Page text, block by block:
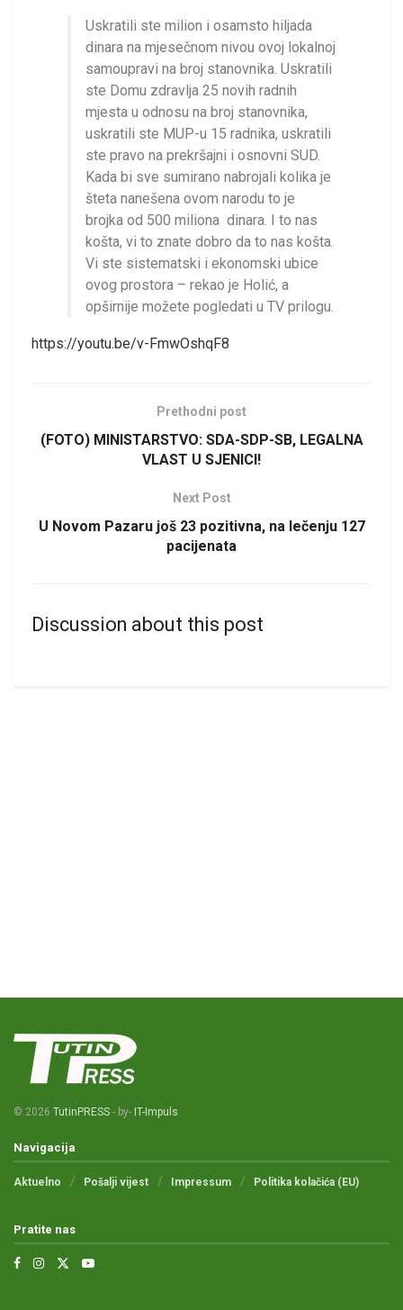
Uskratili ste milion i osamsto hiljada
dinara na mjesečnom nivou ovoj lokalnoj
samoupravi na broj stanovnika. Uskratili
ste Domu zdravlja 25 novih radnih
mjesta u odnosu na broj stanovnika,
uskratili ste MUP-u 15 radnika, uskratili
ste pravo na prekršajni i osnovni SUD.
Kada bi sve sumirano nabrojali kolika je
šteta nanešena ovom narodu to je
brojka od 500 miliona dinara. I to nas
košta, vi to znate dobro da to nas košta.
Vi ste sistematski i ekonomski ubice
ovog prostora – rekao je Holić, a
opširnije možete pogledati u TV prilogu.
https://youtu.be/v-FmwOshqF8
Prethodni post
(FOTO) MINISTARSTVO: SDA-SDP-SB, LEGALNA
VLAST U SJENICI!
Next Post
U Novom Pazaru još 23 pozitivna, na lečenju 127
pacijenata
Discussion about this post
© 2026 TutinPRESS - by- IT-Impuls
Navigacija
Aktuelno Pošalji vijest Impressum Politika kolačića (EU)
Pratite nas